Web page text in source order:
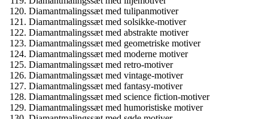
Diamantmalingssæt med tulipanmotiver
Diamantmalingssæt med solsikke-motiver
Diamantmalingssæt med abstrakte motiver
Diamantmalingssæt med geometriske motiver
Diamantmalingssæt med moderne motiver
Diamantmalingssæt med retro-motiver
Diamantmalingssæt med vintage-motiver
Diamantmalingssæt med fantasy-motiver
Diamantmalingssæt med science fiction-motiver
Diamantmalingssæt med humoristiske motiver